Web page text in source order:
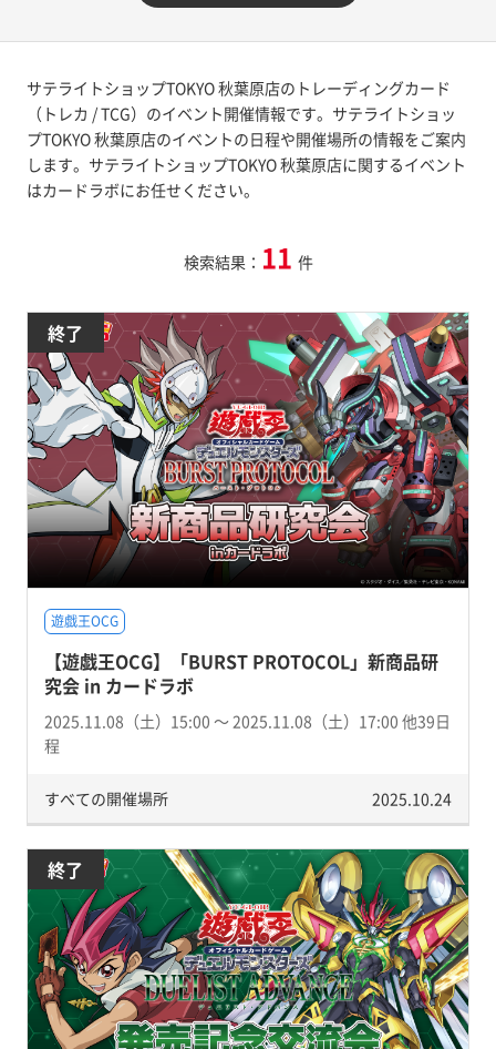
サテライトショップTOKYO 秋葉原店のトレーディングカード
（トレカ / TCG）のイベント開催情報です。サテライトショッ
プTOKYO 秋葉原店のイベントの日程や開催場所の情報をご案内
します。サテライトショップTOKYO 秋葉原店に関するイベント
はカードラボにお任せください。
検索結果： 11 件
終了
遊戯王OCG
【遊戯王OCG】「BURST PROTOCOL」新商品研
究会 in カードラボ
2025.11.08（土）15:00 〜 2025.11.08（土）17:00 他39日
程
すべての開催場所 2025.10.24
終了